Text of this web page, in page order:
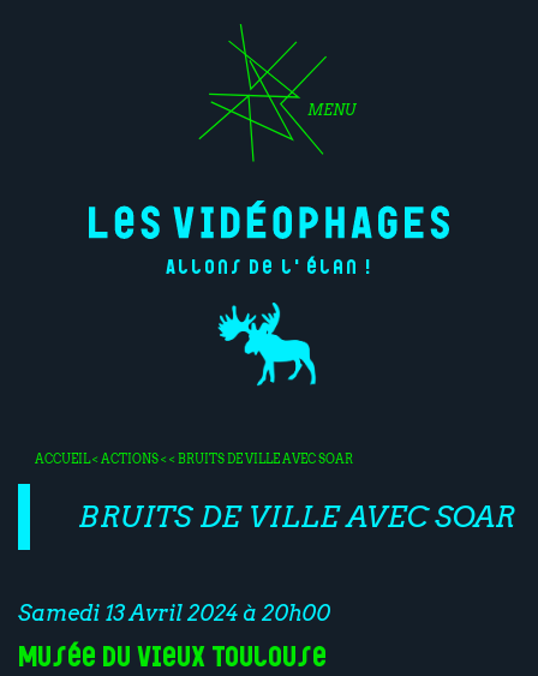
MENU
Allons de l'élan !
ACCUEIL<ACTIONS< < BRUITS DE VILLE AVEC SOAR
BRUITS DE VILLE AVEC SOAR
Samedi 13 Avril 2024 à 20h00
Musée du Vieux Toulouse